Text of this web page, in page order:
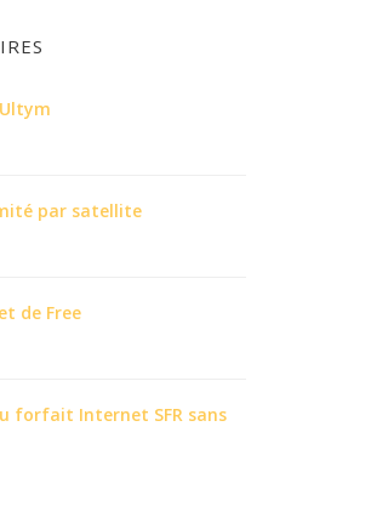
Ultym
par satellite
de Free
forfait Internet SFR sans